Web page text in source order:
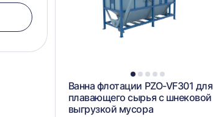
1 2 3 4 5
Ванна флотации PZO-VF301 для
плавающего сырья с шнековой
выгрузкой мусора